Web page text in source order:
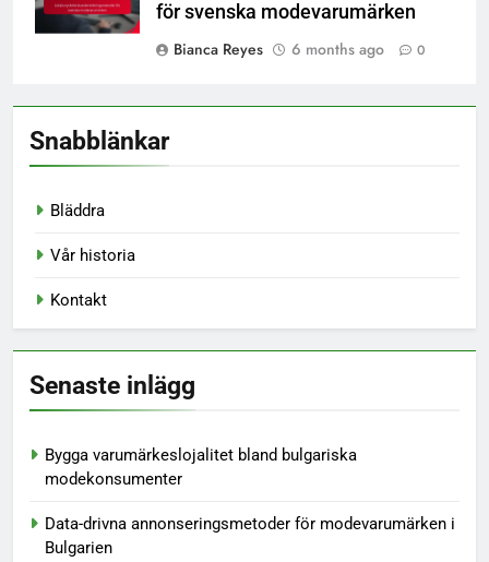
för svenska modevarumärken
Bianca Reyes
6 months ago 0
Snabblänkar
Bläddra
Vår historia
Kontakt
Senaste inlägg
Bygga varumärkeslojalitet bland bulgariska
modekonsumenter
Data-drivna annonseringsmetoder för modevarumärken i
Bulgarien